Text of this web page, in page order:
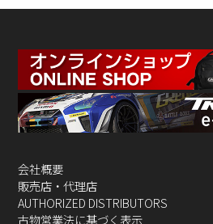
会社概要
販売店・代理店
AUTHORIZED DISTRIBUTORS
古物営業法に基づく表示